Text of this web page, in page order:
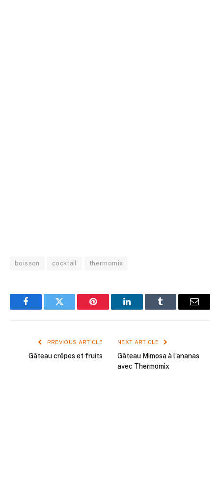
boisson cocktail thermomix
FacebookTwitter Pinterest LinkedInTumblr Email
PREVIOUS ARTICLE
Gâteau crêpes et fruits
NEXT ARTICLE
Gâteau Mimosa à l’ananas
avec Thermomix